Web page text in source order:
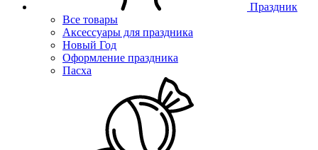
Праздник
Все товары
Аксессуары для праздника
Новый Год
Оформление праздника
Пасха